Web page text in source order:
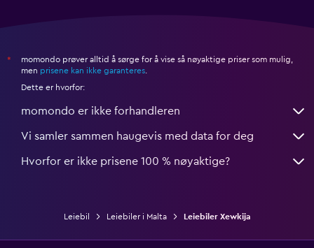
*
momondo prøver alltid å sørge for å vise så nøyaktige priser som mulig,
men prisene kan ikke garanteres.
Dette er hvorfor:
momondo er ikke forhandleren
Vi samler sammen haugevis med data for deg
Hvorfor er ikke prisene 100 % nøyaktige?
Leiebil Leiebiler i Malta Leiebiler Xewkija